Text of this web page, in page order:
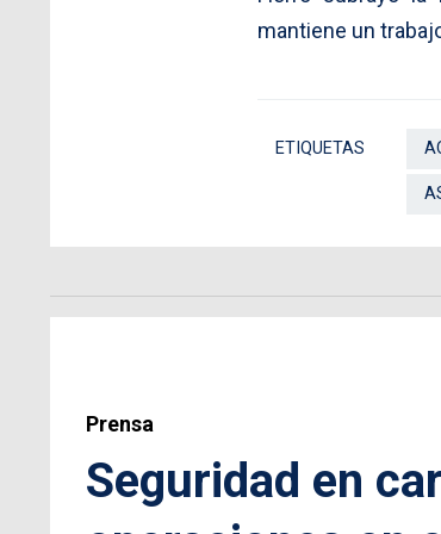
mantiene un
ETIQUETAS
Prensa
Seguridad en